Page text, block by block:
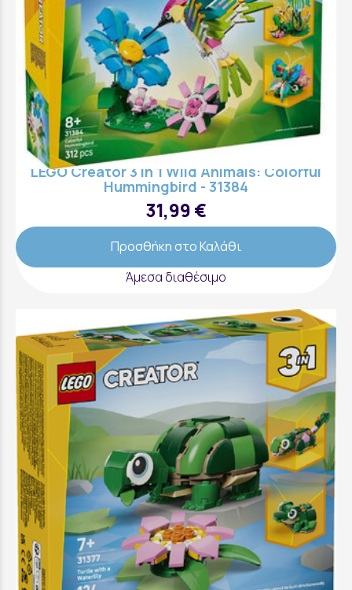
LEGO Creator 3 in 1 Wild Animals: Colorful
Hummingbird - 31384
31,99 €
Προσθήκη στο Καλάθι
Άμεσα διαθέσιμο
LEGO Creator 3 in 1 Turtle With A Water Lily
Flower - 31377